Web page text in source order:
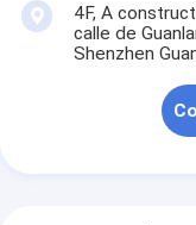
4F, A
calle de
Shenzhen